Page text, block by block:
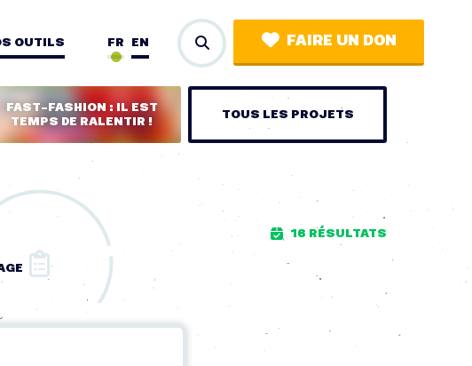
OUTILS EN
FR FAIRE UN DON
FAST-FASHION : IL EST
TEMPS DE RALENTIR !
TOUS LES PROJETS
16 RÉSULTATS